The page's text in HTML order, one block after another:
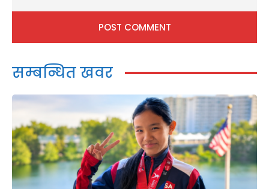
सम्बन्धित खवर